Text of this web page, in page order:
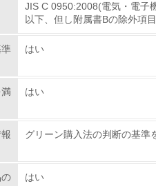
使用量の把握をし、具体的な削減
環境配慮型製品・サービ
JIS C 0950:2008(電気・電子
以下、但し附属書Bの除外項
はい
はい
グリーン購入法の判断の基準
はい